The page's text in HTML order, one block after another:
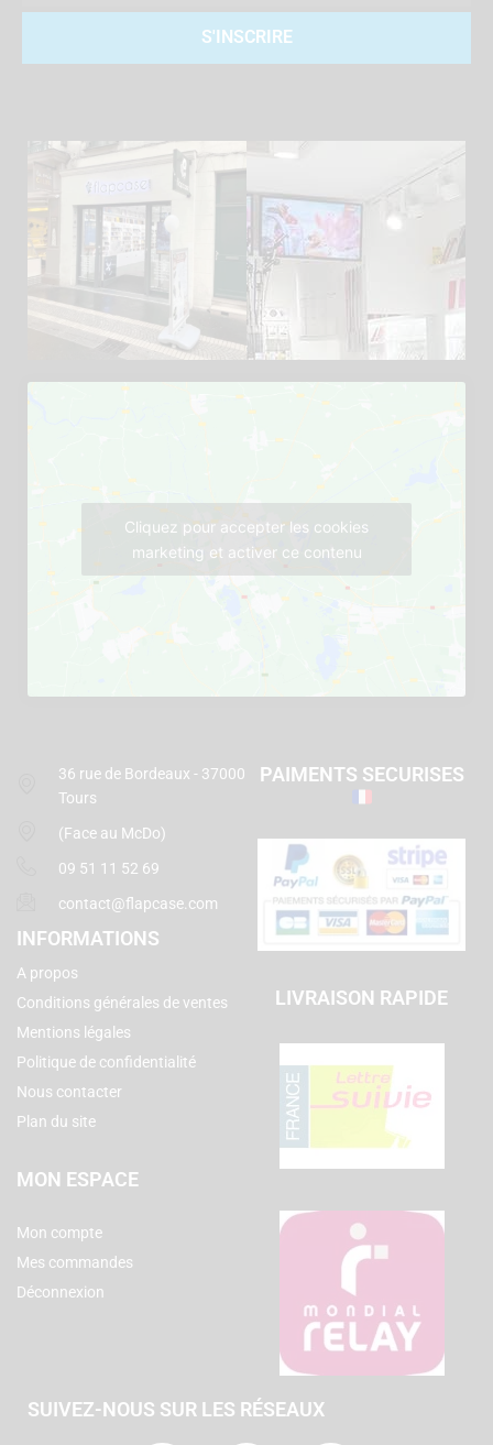
S'INSCRIRE
Cliquez pour accepter les cookies
marketing et activer ce contenu
36 rue de Bordeaux - 37000
Tours
(Face au McDo)
09 51 11 52 69
contact@flapcase.com
INFORMATIONS
A propos
Conditions générales de ventes
Mentions légales
Politique de confidentialité
Nous contacter
Plan du site
MON ESPACE
Mon compte
Mes commandes
Déconnexion
PAIMENTS SECURISES
LIVRAISON RAPIDE
SUIVEZ-NOUS SUR LES RÉSEAUX